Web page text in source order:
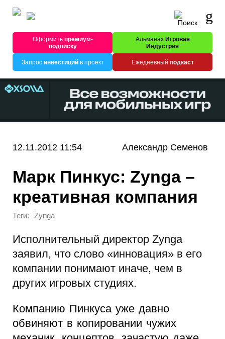
Оформитьпремиум-
подписку
Альманах Игровая
Индустрия
Запрос инвестицийв проект Ежедневный подкаст
12.11.2012 11:54 Александр Семенов
Марк Пинкус: Zynga –
креативная компания
Теги: Zynga
Исполнительный директор Zynga
заявил, что слово «инновация» в его
компании понимают иначе, чем в
других игровых студиях.
Компанию Пинкуса уже давно
обвиняют в копировании чужих